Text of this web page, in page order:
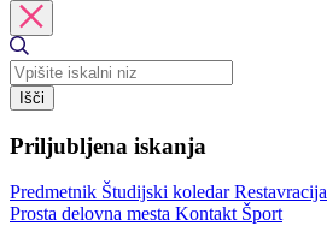
Išči
Priljubljena iskanja
Predmetnik Študijski koledarRestavracija
Prosta delovna mesta Kontakt Šport